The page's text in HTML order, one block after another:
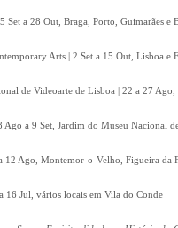
Set a 28 Out, Braga, Porto, Guimarães e
Arts | 2 Set a 15 Out, Lisboa e
de Videoarte de Lisboa | 22 a 27
Ago a 9 Set, Jardim do Museu Nacional
12 Ago, Montemor-o-Velho, Figueira da
16 Jul, vários locais em Vila do Conde